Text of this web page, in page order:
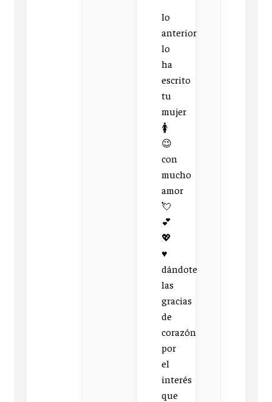
lo
anterior
lo
ha
escrito
tu
mujer
🚺
😉
con
mucho
amor
💘
💕
💖
♥
dándote
las
gracias
de
corazón
por
el
interés
que